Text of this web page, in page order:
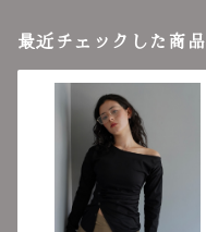
最近チェックした商品